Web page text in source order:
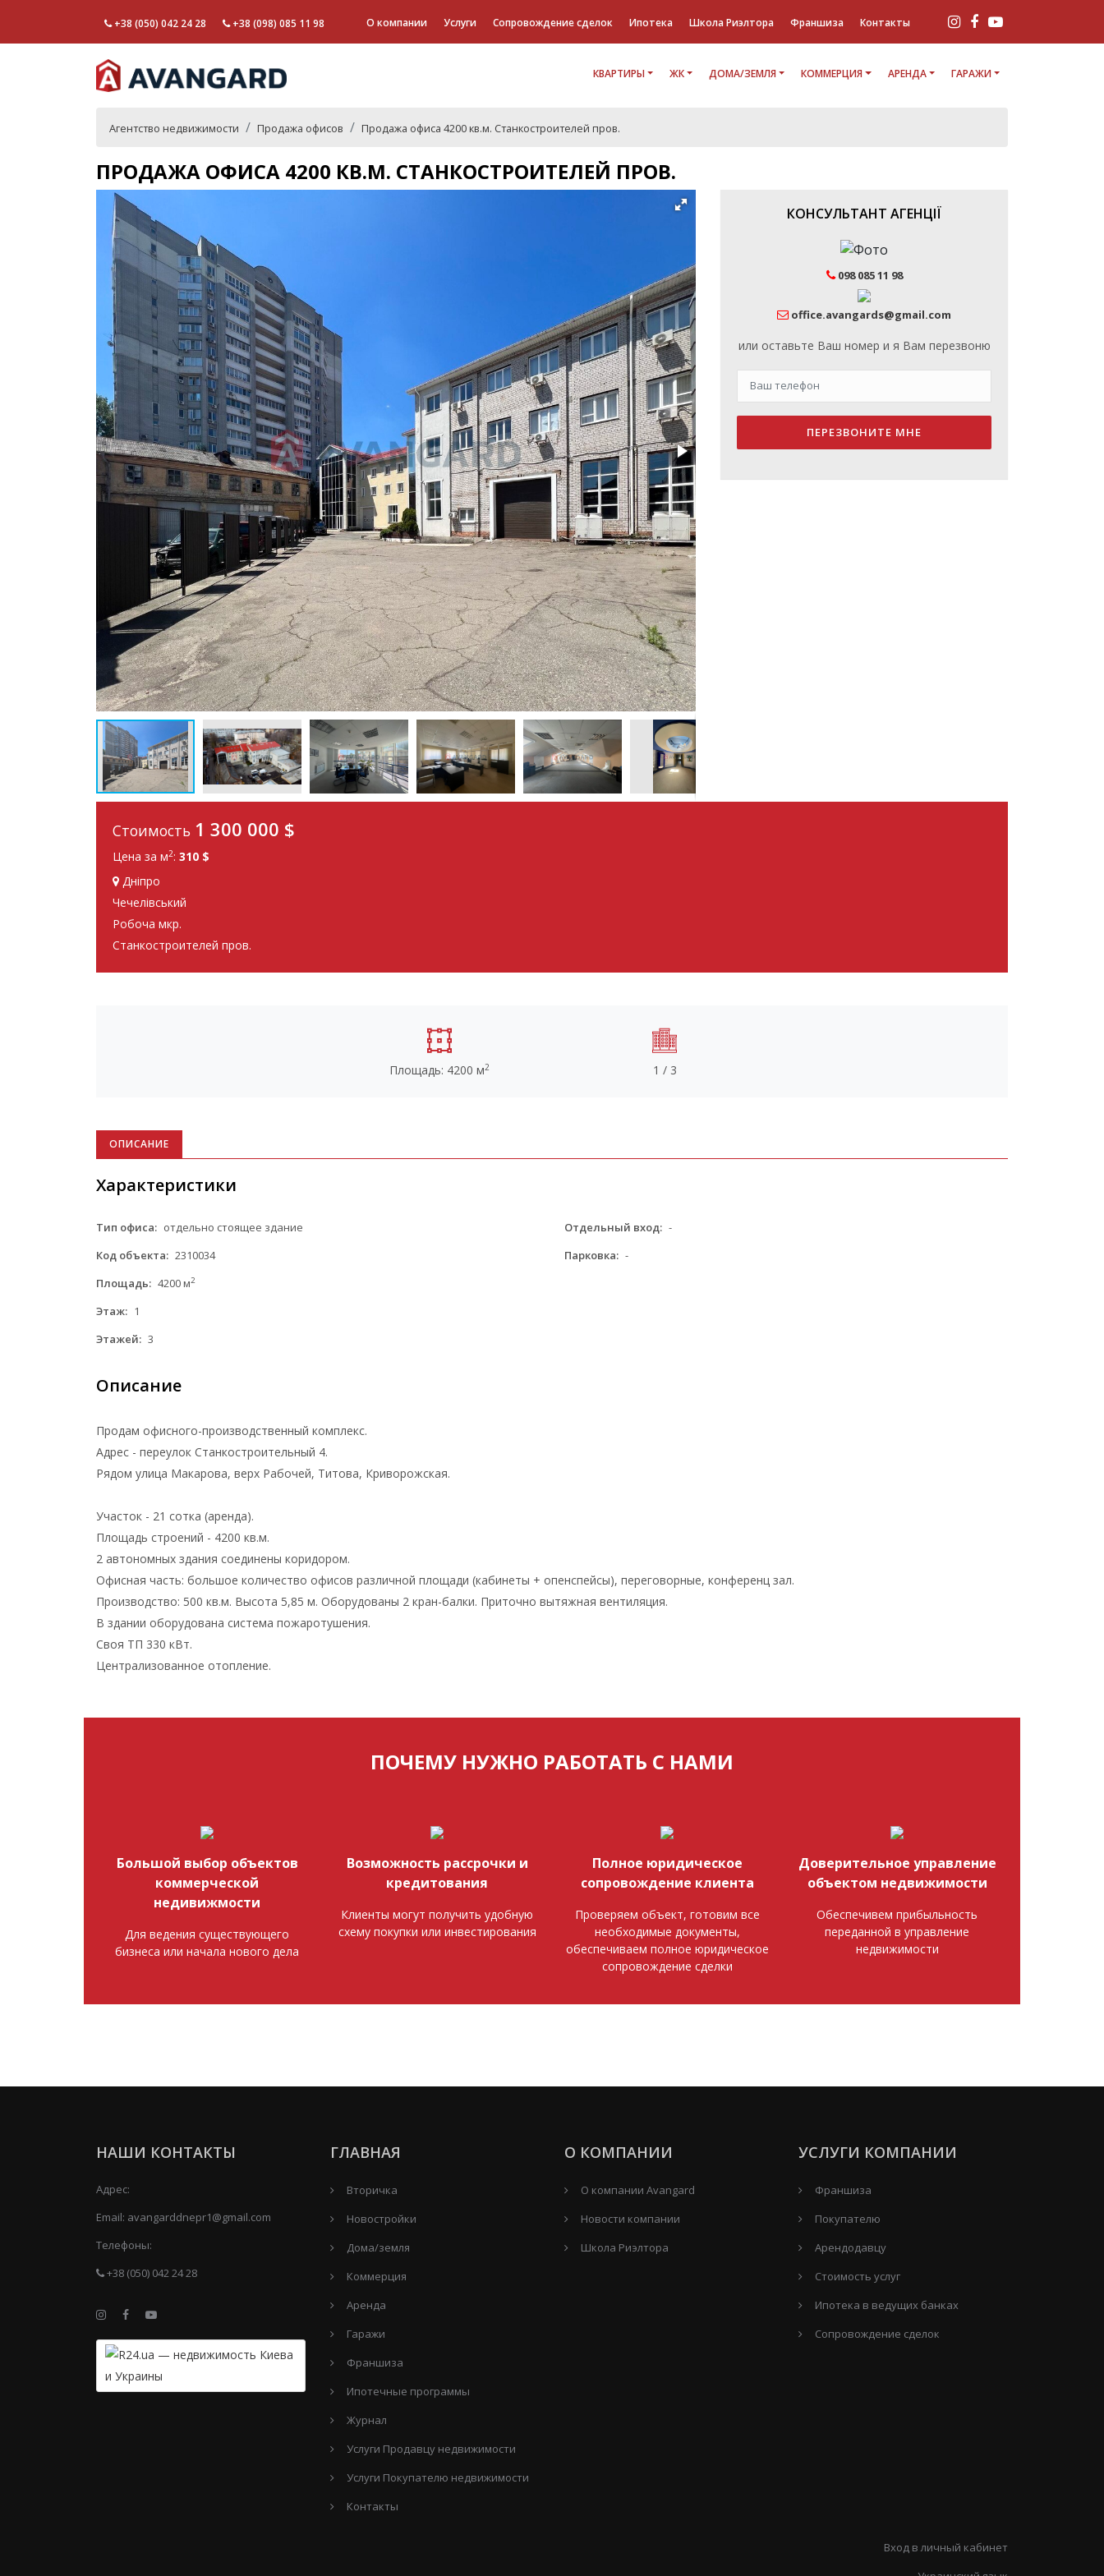
+38 (050) 042 24 28 +38 (098) 085 11 98 О компании Услуги Сопровождение сделок Ипотека Школа Риэлтора Франшиза Контакты
КВАРТИРЫ ЖК ДОМА/ЗЕМЛЯ КОММЕРЦИЯ АРЕНДА ГАРАЖИ
Агентство недвижимости Продажа офисов Продажа офиса 4200 кв.м. Станкостроителей пров.
ПРОДАЖА ОФИСА 4200 КВ.М. СТАНКОСТРОИТЕЛЕЙ ПРОВ.
КОНСУЛЬТАНТ АГЕНЦІЇ
098 085 11 98
office.avangards@gmail.com
или оставьте Ваш номер и я Вам перезвоню
ПЕРЕЗВОНИТЕ МНЕ
Стоимость 1 300 000 $
Цена за м2: 310 $
Дніпро
Чечелівський
Робоча мкр.
Станкостроителей пров.
Площадь: 4200 м2 1 / 3
ОПИСАНИЕ
Характеристики
Тип офиса: отдельно стоящее здание
Код объекта: 2310034
Площадь: 4200 м2
Этаж: 1
Этажей: 3
Отдельный вход: -
Парковка: -
Описание
Продам офисного-производственный комплекс.
Адрес - переулок Станкостроительный 4.
Рядом улица Макарова, верх Рабочей, Титова, Криворожская.
Участок - 21 сотка (аренда).
Площадь строений - 4200 кв.м.
2 автономных здания соединены коридором.
Офисная часть: большое количество офисов различной площади (кабинеты + опенспейсы), переговорные, конференц зал.
Производство: 500 кв.м. Высота 5,85 м. Оборудованы 2 кран-балки. Приточно вытяжная вентиляция.
В здании оборудована система пожаротушения.
Своя ТП 330 кВт.
Централизованное отопление.
ПОЧЕМУ НУЖНО РАБОТАТЬ С НАМИ
Большой выбор объектов
коммерческой
недивижмости
Для ведения существующего
бизнеса или начала нового дела
Возможность рассрочки и
кредитования
Клиенты могут получить удобную
схему покупки или инвестирования
Полное юридическое
сопровождение клиента
Проверяем объект, готовим все
необходимые документы,
обеспечиваем полное юридическое
сопровождение сделки
Доверительное управление
объектом недвижимости
Обеспечивем прибыльность
переданной в управление
недвижимости
НАШИ КОНТАКТЫ
Адрес:
Email: avangarddnepr1@gmail.com
Телефоны:
+38 (050) 042 24 28
ГЛАВНАЯ
Вторичка
Новостройки
Дома/земля
Коммерция
Аренда
Гаражи
Франшиза
Ипотечные программы
Журнал
Услуги Продавцу недвижимости
Услуги Покупателю недвижимости
Контакты
О КОМПАНИИ
О компании Avangard
Новости компании
Школа Риэлтора
УСЛУГИ КОМПАНИИ
Франшиза
Покупателю
Арендодавцу
Стоимость услуг
Ипотека в ведущих банках
Сопровождение сделок
Вход в личный кабинет